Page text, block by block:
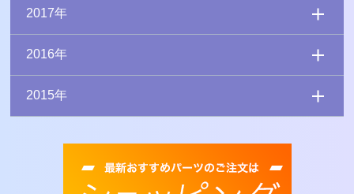
2017年
2016年
2015年